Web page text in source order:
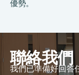
優勢。
聯絡我們
我們已準備好回答